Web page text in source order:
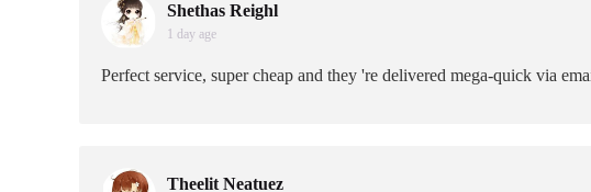
Shethas Reighl
1 day age
Perfect service, super cheap and they 're delivered mega-quick via
Theelit Neatuez